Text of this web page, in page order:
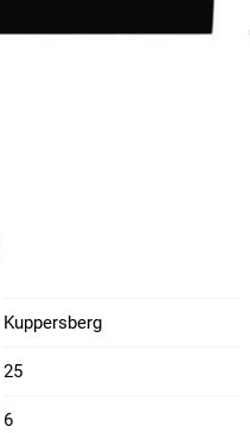
Kuppersberg
25
6